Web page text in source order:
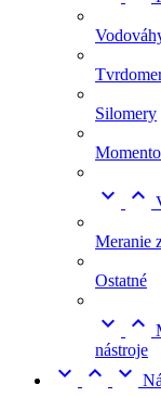
Silomery
 
Meranie
Ostatné
 
nástroje
  